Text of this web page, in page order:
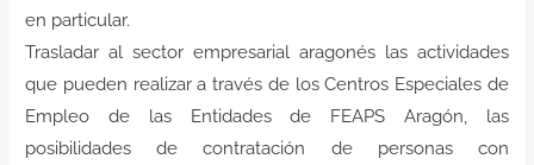
en particular.
Trasladar al sector empresarial aragonés las actividades
que pueden realizar a través de los Centros Especiales de
Empleo de las Entidades de FEAPS Aragón, las
posibilidades de contratación de personas con